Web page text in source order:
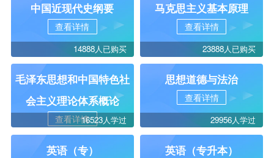
中国近现代史纲要
查看详情
14888人已购买
马克思主义基本原理
查看详情
23888人已购买
毛泽东思想和中国特色社
会主义理论体系概论
查看详情16523人学过
思想道德与法治
查看详情
29956人学过
英语（专） 英语（专升本）